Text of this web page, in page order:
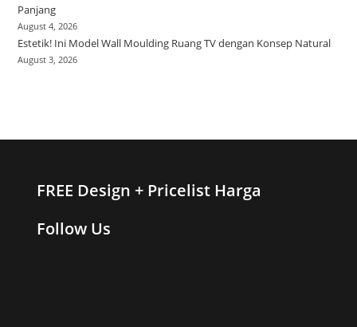
Panjang
August 4, 2026
Estetik! Ini Model Wall Moulding Ruang TV dengan Konsep Natural
August 3, 2026
FREE Design + Pricelist Harga
Follow Us